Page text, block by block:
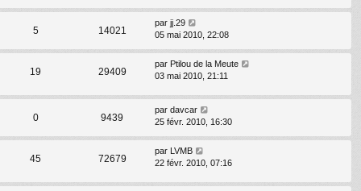
5 14021
par jj.29
05 mai 2010, 22:08
19 29409
par Ptilou de la Meute
03 mai 2010, 21:11
0 9439
par davcar
25 févr. 2010, 16:30
45 72679
par
LVMB
22 févr. 2010, 07:16